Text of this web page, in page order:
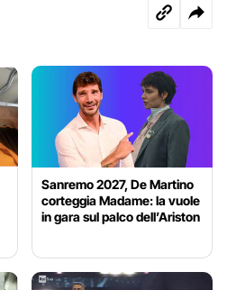
Sanremo 2027, De Martino
corteggia Madame: la vuole
in gara sul palco dell’Ariston